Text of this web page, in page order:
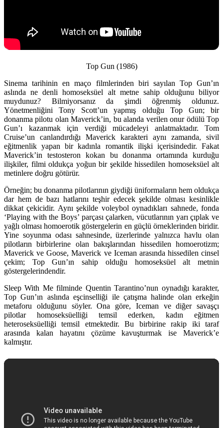
Top Gun (1986)
Sinema tarihinin en maço filmlerinden biri sayılan Top Gun’ın
aslında ne denli homoseksüel alt metne sahip olduğunu biliyor
muydunuz? Bilmiyorsanız da şimdi öğrenmiş oldunuz.
Yönetmenliğini Tony Scott’un yapmış olduğu Top Gun; bir
donanma pilotu olan Maverick’in, bu alanda verilen onur ödülü Top
Gun’ı kazanmak için verdiği mücadeleyi anlatmaktadır. Tom
Cruise’un canlandırdığı Maverick karakteri aynı zamanda, sivil
eğitmenlik yapan bir kadınla romantik ilişki içerisindedir. Fakat
Maverick’in testosteron kokan bu donanma ortamında kurduğu
ilişkiler, filmi oldukça yoğun bir şekilde hissedilen homoseksüel alt
metinlere doğru götürür.
Örneğin; bu donanma pilotlarının giydiği üniformaların hem oldukça
dar hem de bazı hatlarını teşhir edecek şekilde olması kesinlikle
dikkat çekicidir. Aynı şekilde voleybol oynadıkları sahnede, fonda
‘Playing with the Boys’ parçası çalarken, vücutlarının yarı çıplak ve
yağlı olması homoerotik göstergelerin en güçlü örneklerinden biridir.
Yine soyunma odası sahnesinde, üzerlerinde yalnızca havlu olan
pilotların birbirlerine olan bakışlarından hissedilen homoerotizm;
Maverick ve Goose, Maverick ve Iceman arasında hissedilen cinsel
çekim; Top Gun’ın sahip olduğu homoseksüel alt metnin
göstergelerindendir.
Sleep With Me filminde Quentin Tarantino’nun oynadığı karakter,
Top Gun’ın aslında eşcinselliği ile çatışma halinde olan erkeğin
metaforu olduğunu söyler. Ona göre, Iceman ve diğer savaşçı
pilotlar homoseksüelliği temsil ederken, kadın eğitmen
heteroseksüelliği temsil etmektedir. Bu birbirine rakip iki taraf
arasında kalan hayatını çözüme kavuşturmak ise Maverick’e
kalmıştır.